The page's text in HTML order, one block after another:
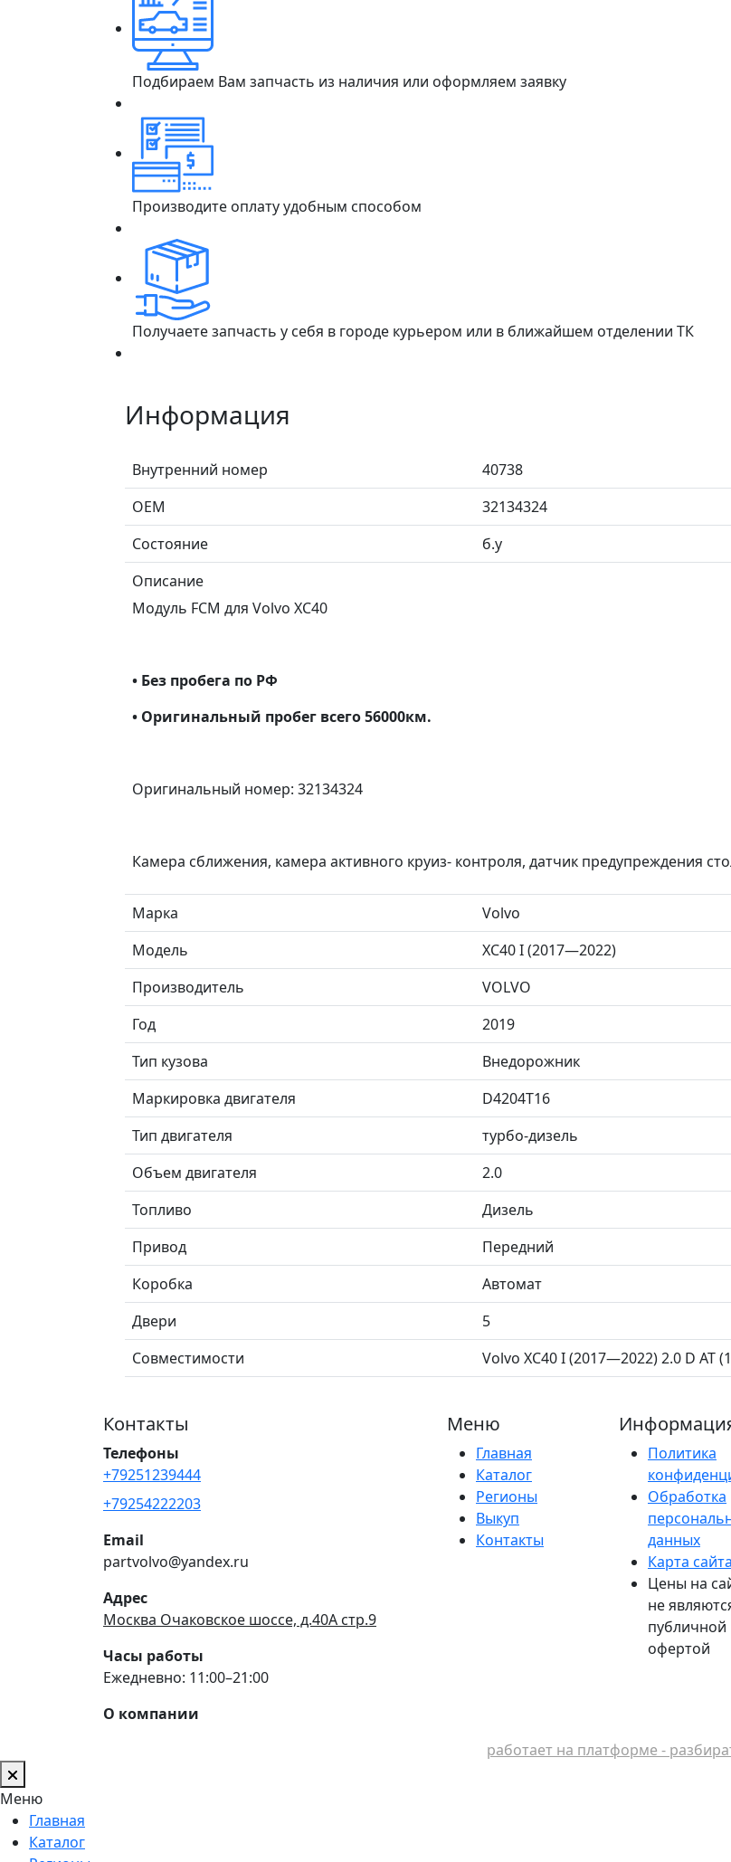
Подбираем Вам запчасть из наличия или оформляем заявку
Производите оплату удобным способом
Получаете запчасть у себя в городе курьером или в ближайшем отделении ТК
Информация
Внутренний номер
40738
ОЕМ
32134324
Состояние
б.у
Описание
Модуль FCM для Volvo XC40
• Без пробега по РФ
• Оригинальный пробег всего 56000км.
Оригинальный номер: 32134324
Камера сближения, камера активного круиз- контроля, датчик предупреждения
Марка
Volvo
Модель
XC40 I (2017—2022)
Производитель
VOLVO
Год
2019
Тип кузова
Внедорожник
Маркировка двигателя
D4204T16
Тип двигателя
турбо-дизель
Объем двигателя
2.0
Топливо
Дизель
Привод
Передний
Коробка
Автомат
Двери
5
Совместимости
Volvo XC40 I (2017—2022) 2.0 D AT
Контакты
Телефоны
+79251239444
+79254222203
Email
partvolvo@yandex.ru
Адрес
Москва Очаковское шоссе, д.40А стр.9
Часы работы
Ежедневно: 11:00–21:00
О компании
Меню
Главная
Каталог
Регионы
Выкуп
Контакты
Политика
Обработка
данных
Карта сайта
Цены на
не
публичной
офертой
работает на платформе -
Меню
Главная
Каталог